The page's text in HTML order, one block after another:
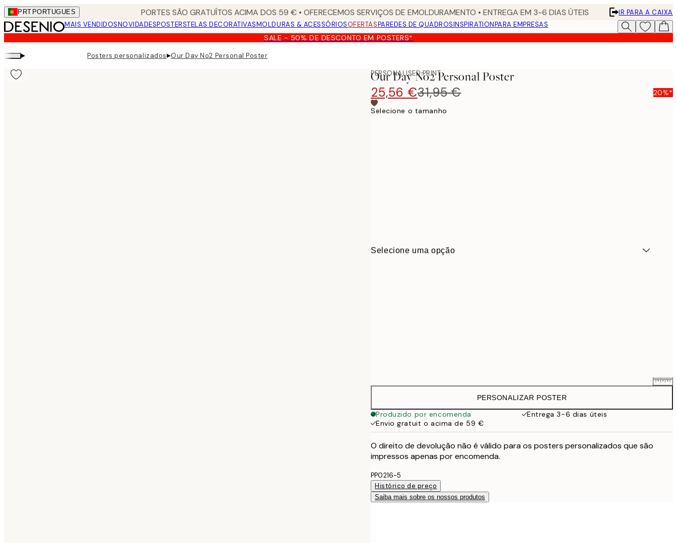
Skip
to
main
content.
PRT PORTUGUES PORTES SÃO GRATUÍTOS ACIMA DOS 59 € • OFERECEMOS SERVIÇOS DE EMOLDURAMENTO • ENTREGA EM 3-6 DIAS ÚTEIS
IR PARA A CAIXA
MAIS VENDIDOSNOVIDADESPOSTERSTELAS DECORATIVASMOLDURAS & ACESSÓRIOSOFERTASPAREDES DE QUADROSINSPIRATIONPARA EMPRESAS
SALE - 50% DE DESCONTO EM POSTERS*
▸ Posters personalizados▸Our Day No2 Personal Poster
PERSONALISED PRINT
Our Day No2 Personal Poster
25,56 €31,95 € 20%*
Selecione o tamanho
Selecione uma opção
31,95 €
50x70 cm
41,95 €
PERSONALIZAR POSTER
Produzido por encomenda
Entrega 3-6 dias úteis
Envio gratuit o acima de 59 €
O direito de devolução não é válido para os posters personalizados que são
impressos apenas por encomenda.
PP0216-5
Histórico de preço
Saiba mais sobre os nossos produtos